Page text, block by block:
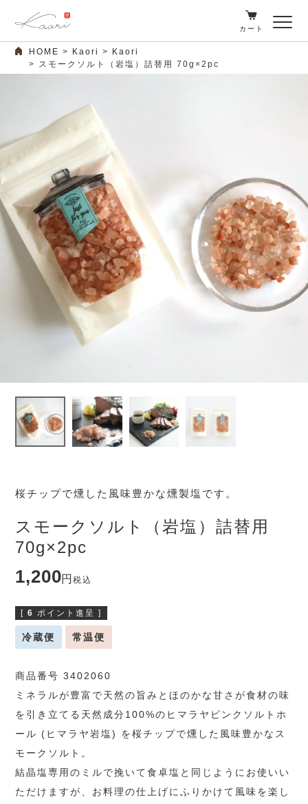
カート
HOME Kaori
Kaori
スモークソルト（岩塩）詰替用 70g×2pc
桜チップで燻した風味豊かな燻製塩です。
スモークソルト（岩塩）詰替用
70g×2pc
1,200 税込
[ 6 ポイント進呈 ]
冷蔵便 常温便
商品番号 3402060
ミネラルが豊富で天然の旨みとほのかな甘さが食材の味
を引き立てる天然成分100%のヒマラヤピンクソルトホ
ール (ヒマラヤ岩塩) を桜チップで燻した風味豊かなス
モークソルト。
結晶塩専用のミルで挽いて食卓塩と同じようにお使いい
ただけますが、お料理の仕上げにふりかけて風味を楽し